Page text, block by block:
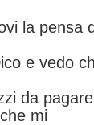
la pensa
e vedo
da
mi